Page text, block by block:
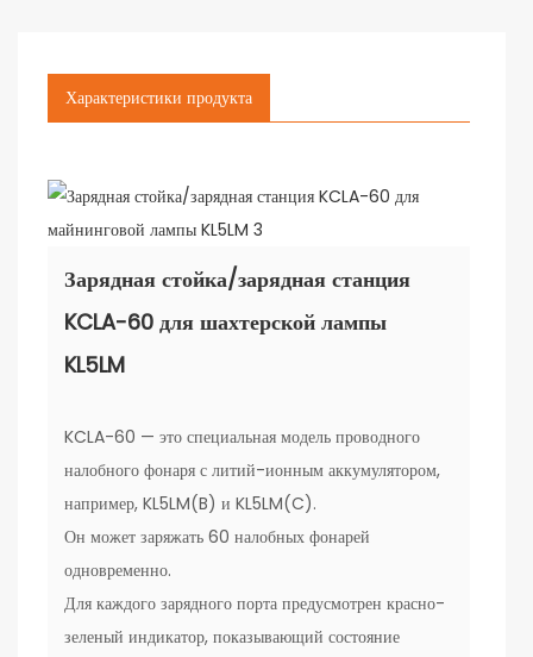
Характеристики продукта
Зарядная стойка/зарядная станция
KCLA-60 для шахтерской лампы
KL5LM
KCLA-60 — это специальная модель проводного
налобного фонаря с литий-ионным аккумулятором,
например, KL5LM(B) и KL5LM(C).
Он может заряжать 60 налобных фонарей
одновременно.
Для каждого зарядного порта предусмотрен красно-
зеленый индикатор, показывающий состояние